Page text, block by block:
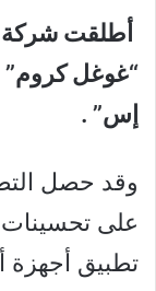
أطلقت
“غوغل كروم”
إس” .
وقد حصل
على تحسينات
تطبيق أجهزة